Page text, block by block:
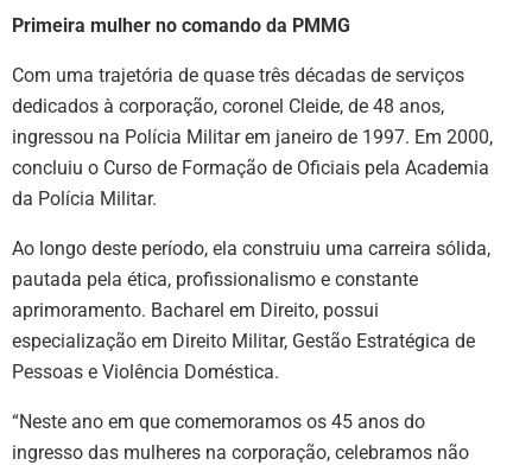
Primeira mulher no comando da PMMG
Com uma trajetória de quase três décadas de serviços
dedicados à corporação, coronel Cleide, de 48 anos,
ingressou na Polícia Militar em janeiro de 1997. Em 2000,
concluiu o Curso de Formação de Oficiais pela Academia
da Polícia Militar.
Ao longo deste período, ela construiu uma carreira sólida,
pautada pela ética, profissionalismo e constante
aprimoramento. Bacharel em Direito, possui
especialização em Direito Militar, Gestão Estratégica de
Pessoas e Violência Doméstica.
“Neste ano em que comemoramos os 45 anos do
ingresso das mulheres na corporação, celebramos não